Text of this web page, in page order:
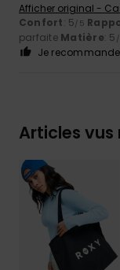
Afficher original -
Confort: 5/5
parfaite Matière: 5
Je
Articles